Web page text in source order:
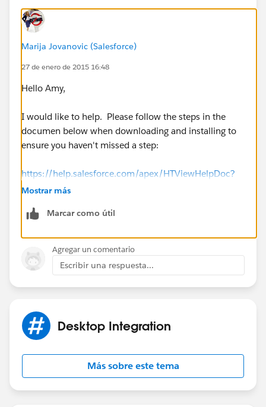
Marija Jovanovic (Salesforce)
27 de enero de 2015 16:48
Hello Amy,
I would like to help. Please follow the steps in the
documen below when downloading and installing to
ensure you haven't missed a step:
https://help.salesforce.com/apex/HTViewHelpDoc?
id=office_install.htm&language=en_US
I hope this resolves your issue, but do let me know if
my best to assist you further.
Mostrar más
Marcar como útil
Agregar un comentario
Escribir una respuesta...
Desktop Integration
Más sobre este tema